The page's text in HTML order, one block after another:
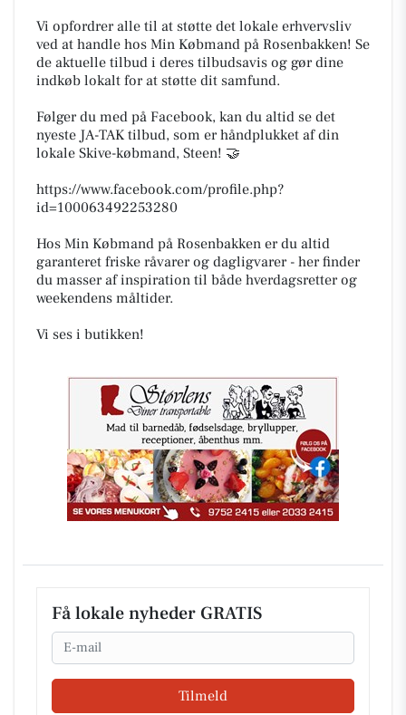
Vi opfordrer alle til at støtte det lokale erhvervsliv
ved at handle hos Min Købmand på Rosenbakken! Se
de aktuelle tilbud i deres tilbudsavis og gør dine
indkøb lokalt for at støtte dit samfund.
Følger du med på Facebook, kan du altid se det
nyeste JA-TAK tilbud, som er håndplukket af din
lokale Skive-købmand, Steen! 🤝
https://www.facebook.com/profile.php?
id=100063492253280
Hos Min Købmand på Rosenbakken er du altid
garanteret friske råvarer og dagligvarer - her finder
du masser af inspiration til både hverdagsretter og
weekendens måltider.
Vi ses i butikken!
Få lokale nyheder GRATIS
Email
Tilmeld